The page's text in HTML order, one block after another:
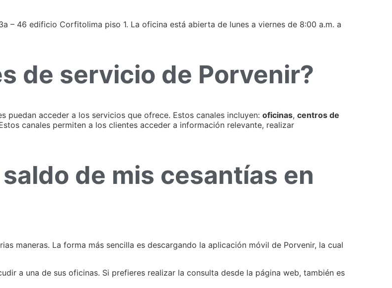
– 46 edificio Corfitolima piso 1. La oficina está abierta de lunes a viernes de 8:00 a.m. a
de servicio de Porvenir?
puedan acceder a los servicios que ofrece. Estos canales incluyen: oficinas, centros de
canales permiten a los clientes acceder a información relevante, realizar
de mis cesantías en
maneras. La forma más sencilla es descargando la aplicación móvil de Porvenir, la cual
a una de sus oficinas. Si prefieres realizar la consulta desde la página web, también es